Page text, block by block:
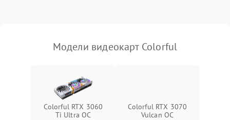
Модели видеокарт Colorful
Colorful RTX 3060
Ti Ultra OC
Colorful RTX 3070
Vulcan OC